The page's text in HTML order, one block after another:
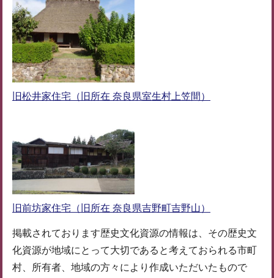
旧松井家住宅（旧所在 奈良県室生村上笠間）
旧前坊家住宅（旧所在 奈良県吉野町吉野山）
掲載されております歴史文化資源の情報は、その歴史文
化資源が地域にとって大切であると考えておられる市町
村、所有者、地域の方々により作成いただいたもので